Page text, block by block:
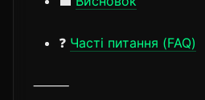
❓ Часті питання (FAQ)
⸻